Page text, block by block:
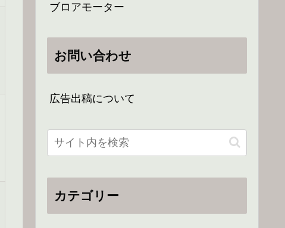
ブロアモーター
お問い合わせ
広告出稿について
カテゴリー